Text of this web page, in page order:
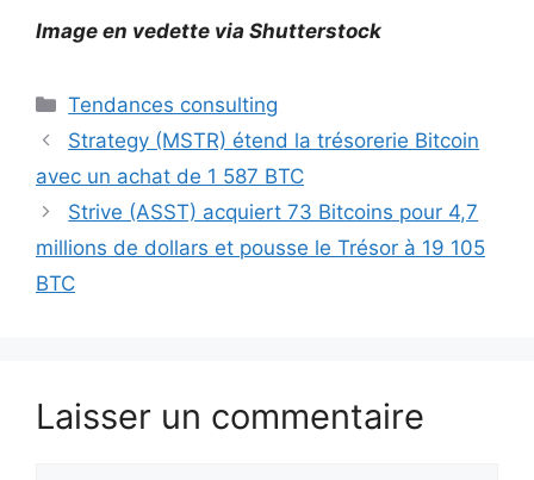
Image en vedette via Shutterstock
Catégories
Tendances consulting
Strategy (MSTR) étend la trésorerie Bitcoin
avec un achat de 1 587 BTC
Strive (ASST) acquiert 73 Bitcoins pour 4,7
millions de dollars et pousse le Trésor à 19 105
BTC
Laisser un commentaire